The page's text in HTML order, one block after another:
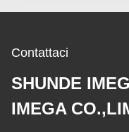
del modello
Contattaci
SHUNDE
IMEGA